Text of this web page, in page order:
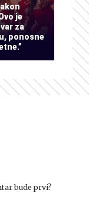
je
za
ponosne
bude prvi?